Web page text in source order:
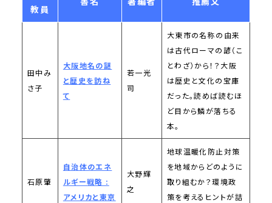
教員
田中み
さ子
大阪地名の謎
と歴史を訪ね
て
若一光
司
大東市の名称の由来
は古代ローマの諺（こ
とわざ）から！？大阪
は歴史と文化の宝庫
だった。読めば読むほ
ど目から鱗が落ちる
本。
石原肇
自治体のエネ
ルギー戦略 :
アメリカと東京
大野輝
之
地球温暖化防止対策
を地域からどのように
取り組むか？環境政
策を考えるヒントが詰